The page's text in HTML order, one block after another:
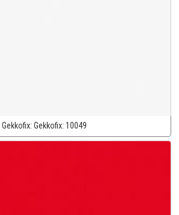
Gekkofix: Gekkofix: 10049